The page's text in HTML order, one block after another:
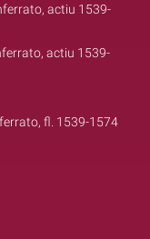
actiu 1539-
actiu 1539-
fl. 1539-1574